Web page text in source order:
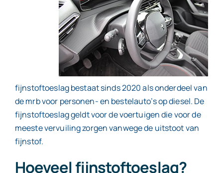
fijnstoftoeslag bestaat sinds 2020 als onderdeel van
de mrb voor personen- en bestelauto’s op diesel. De
fijnstoftoeslag geldt voor de voertuigen die voor de
meeste vervuiling zorgen vanwege de uitstoot van
fijnstof.
Hoeveel fijnstoftoeslag?